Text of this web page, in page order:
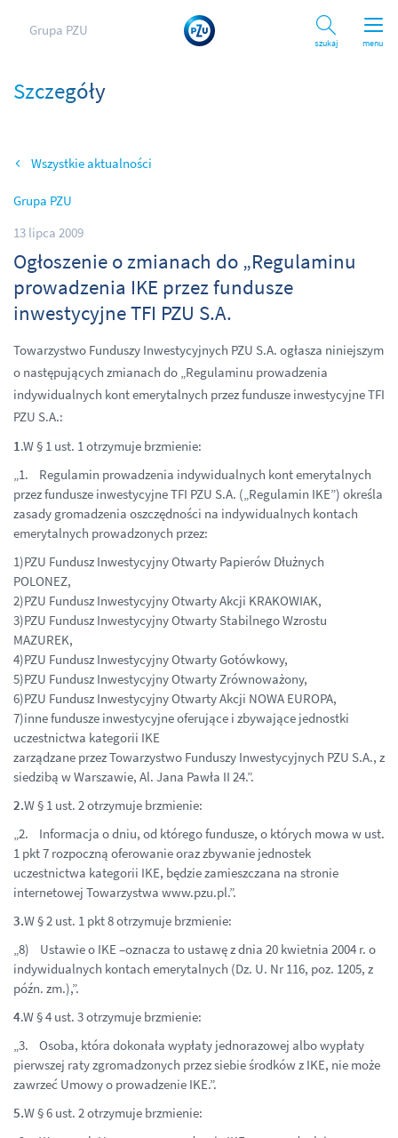
menu
Grupa PZU
Szukaj
Szczegóły
Wszystkie aktualności
Grupa PZU
13 lipca 2009
Ogłoszenie o zmianach do „Regulaminu
prowadzenia IKE przez fundusze
inwestycyjne TFI PZU S.A.
Towarzystwo Funduszy Inwestycyjnych PZU S.A. ogłasza niniejszym
o następujących zmianach do „Regulaminu prowadzenia
indywidualnych kont emerytalnych przez fundusze inwestycyjne TFI
PZU S.A.:
1.W § 1 ust. 1 otrzymuje brzmienie:
„1. Regulamin prowadzenia indywidualnych kont emerytalnych
przez fundusze inwestycyjne TFI PZU S.A. („Regulamin IKE”) określa
zasady gromadzenia oszczędności na indywidualnych kontach
emerytalnych prowadzonych przez:
1)PZU Fundusz Inwestycyjny Otwarty Papierów Dłużnych
POLONEZ,
2)PZU Fundusz Inwestycyjny Otwarty Akcji KRAKOWIAK,
3)PZU Fundusz Inwestycyjny Otwarty Stabilnego Wzrostu
MAZUREK,
4)PZU Fundusz Inwestycyjny Otwarty Gotówkowy,
5)PZU Fundusz Inwestycyjny Otwarty Zrównoważony,
6)PZU Fundusz Inwestycyjny Otwarty Akcji NOWA EUROPA,
7)inne fundusze inwestycyjne oferujące i zbywające jednostki
uczestnictwa kategorii IKE
zarządzane przez Towarzystwo Funduszy Inwestycyjnych PZU S.A., z
siedzibą w Warszawie, Al. Jana Pawła II 24.”.
2.W § 1 ust. 2 otrzymuje brzmienie:
„2. Informacja o dniu, od którego fundusze, o których mowa w ust.
1 pkt 7 rozpoczną oferowanie oraz zbywanie jednostek
uczestnictwa kategorii IKE, będzie zamieszczana na stronie
internetowej Towarzystwa www.pzu.pl.”.
3.W § 2 ust. 1 pkt 8 otrzymuje brzmienie:
„8) Ustawie o IKE –oznacza to ustawę z dnia 20 kwietnia 2004 r. o
indywidualnych kontach emerytalnych (Dz. U. Nr 116, poz. 1205, z
późn. zm.),”.
4.W § 4 ust. 3 otrzymuje brzmienie:
„3. Osoba, która dokonała wypłaty jednorazowej albo wypłaty
pierwszej raty zgromadzonych przez siebie środków z IKE, nie może
zawrzeć Umowy o prowadzenie IKE.”.
5.W § 6 ust. 2 otrzymuje brzmienie: